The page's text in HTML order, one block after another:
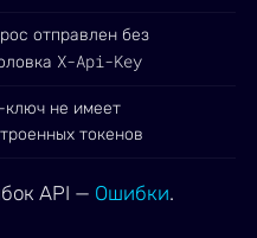
отправлен без
X-Api-Key
ключ не имеет
токенов
API — Ошибки.